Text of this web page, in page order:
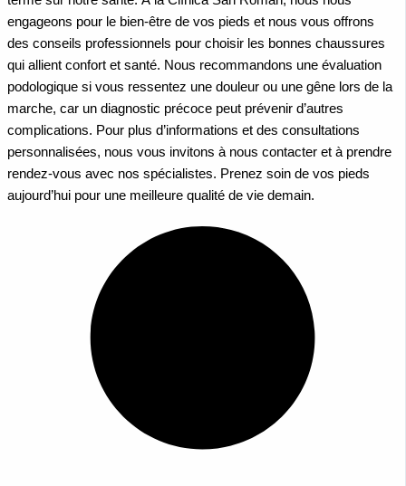
engageons pour le bien-être de vos pieds et nous vous offrons
des conseils professionnels pour choisir les bonnes chaussures
qui allient confort et santé. Nous recommandons une évaluation
podologique si vous ressentez une douleur ou une gêne lors de la
marche, car un diagnostic précoce peut prévenir d’autres
complications. Pour plus d’informations et des consultations
personnalisées, nous vous invitons à nous contacter et à prendre
rendez-vous avec nos spécialistes. Prenez soin de vos pieds
aujourd’hui pour une meilleure qualité de vie demain.